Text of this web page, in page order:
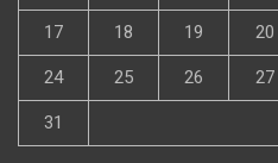
17 18 19 20
24 25 26 27
31